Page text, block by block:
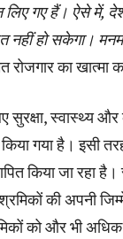
गए हैं। ऐसे में,
नहीं हो सकेगा।
रोजगार का खात्मा
स्वास्थ्य और
गया है। इसी
किया जा रहा
की अपनी
को और भी